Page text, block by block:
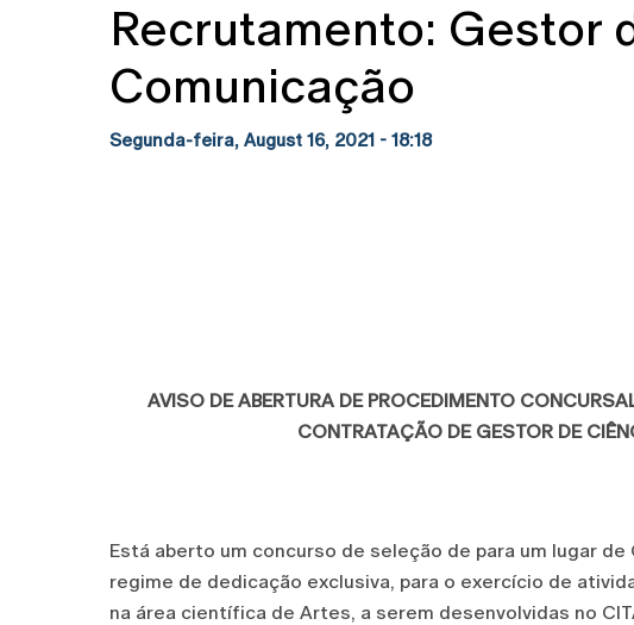
Recrutamento: Gestor
Comunicação
Segunda-feira, August 16, 2021 - 18:18
AVISO DE ABERTURA DE PROCEDIMENTO
CONTRATAÇÃO DE GESTOR DE
Está aberto um concurso de seleção de para um lugar
regime de dedicação exclusiva, para o exercício de
na área científica de Artes, a serem desenvolvidas no